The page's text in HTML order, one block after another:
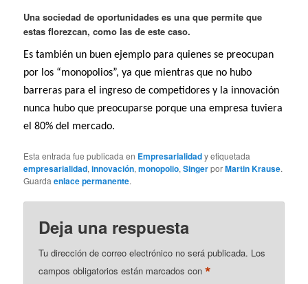
Una sociedad de oportunidades es una que permite que
estas florezcan, como las de este caso.
Es también un buen ejemplo para quienes se preocupan
por los “monopolios”, ya que mientras que no hubo
barreras para el ingreso de competidores y la innovación
nunca hubo que preocuparse porque una empresa tuviera
el 80% del mercado.
Esta entrada fue publicada en Empresarialidady etiquetada
empresarialidad,innovación,monopolio,SingerporMartin Krause.
Guardaenlace permanente.
Deja una respuesta
Tu dirección de correo electrónico no será publicada. Los
campos obligatorios están marcados con*